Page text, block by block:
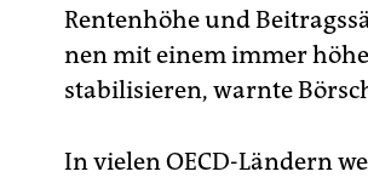
Rentenhöhe und
nen mit einem immer
stabilisieren, warnte
In vielen OECD-Ländern